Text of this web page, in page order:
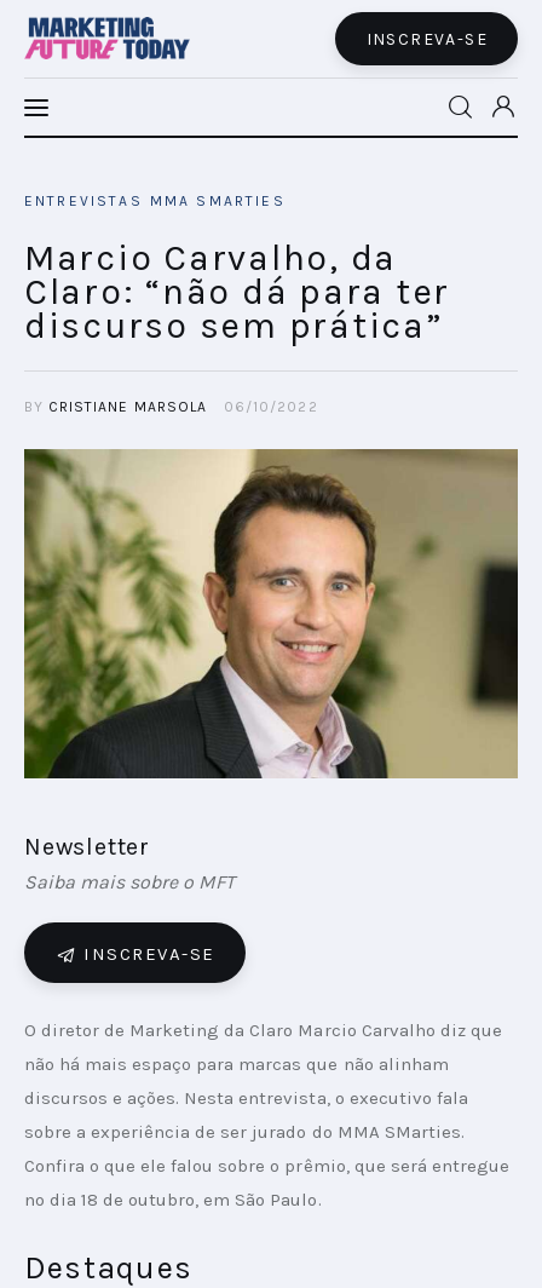
INSCREVA-SE
INSIGHTS
EVENTOS
CONECTADES
PODCAST
PLAYBOOKS
ENTREVISTAS MMA SMARTIES
Marcio Carvalho, da
Claro: “não dá para ter
discurso sem prática”
BY CRISTIANE MARSOLA 06/10/2022
Newsletter
Saiba mais sobre o MFT
INSCREVA-SE
O diretor de Marketing da Claro Marcio Carvalho diz que
não há mais espaço para marcas que não alinham
discursos e ações. Nesta entrevista, o executivo fala
sobre a experiência de ser jurado do MMA SMarties.
Confira o que ele falou sobre o prêmio, que será entregue
no dia 18 de outubro, em São Paulo.
Destaques